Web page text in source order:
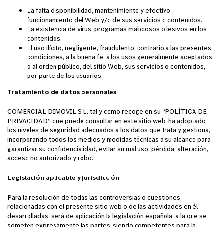
La falta disponibilidad, mantenimiento y efectivo
funcionamiento del Web y/o de sus servicios o contenidos.
La existencia de virus, programas maliciosos o lesivos en los
contenidos.
El uso ilícito, negligente, fraudulento, contrario a las presentes
condiciones, a la buena fe, a los usos generalmente aceptados
o al orden público, del sitio Web, sus servicios o contenidos,
por parte de los usuarios.
Tratamiento de datos personales
COMERCIAL DIMOVIL S.L. tal y como recoge en su “POLÍTICA DE
PRIVACIDAD” que puede consultar en este sitio web, ha adoptado
los niveles de seguridad adecuados a los datos que trata y gestiona,
incorporando todos los medios y medidas técnicas a su alcance para
garantizar su confidencialidad, evitar su mal uso, pérdida, alteración,
acceso no autorizado y robo.
Legislación aplicable y jurisdicción
Para la resolución de todas las controversias o cuestiones
relacionadas con el presente sitio web o de las actividades en él
desarrolladas, será de aplicación la legislación española, a la que se
someten expresamente las partes, siendo competentes para la